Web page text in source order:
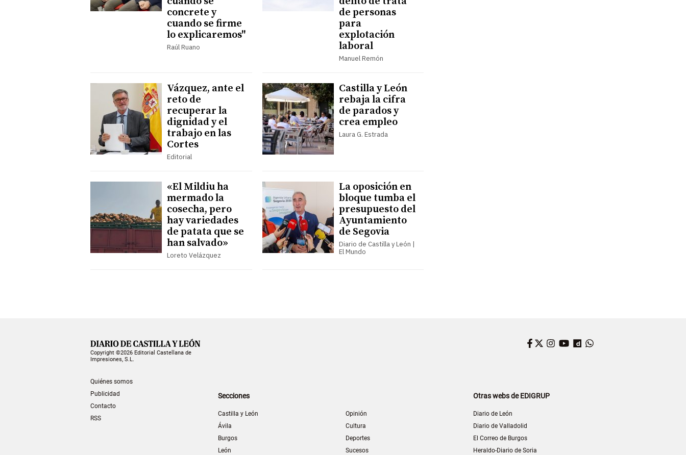
concrete y
cuando se firme
lo explicaremos"
Raúl Ruano
de personas
para
explotación
laboral
Manuel Remón
Vázquez, ante el
reto de
recuperar la
dignidad y el
trabajo en las
Cortes
Editorial
Castilla y León
rebaja la cifra
de parados y
crea empleo
Laura G. Estrada
«El Mildiu ha
mermado la
cosecha, pero
hay variedades
de patata que se
han salvado»
Loreto Velázquez
La oposición en
bloque tumba el
presupuesto del
Ayuntamiento
de Segovia
Diario de Castilla y León |
El Mundo
Copyright ©2026 Editorial Castellana de
Impresiones, S.L.
Quiénes somos
Publicidad
Contacto
RSS
Facebook
Twitter
Instagram
YouTube
Dailymotion
Secciones
Castilla y León
Ávila
Burgos
León
Opinión
Cultura
Deportes
Sucesos
Otras webs de EDIGRUP
Diario de León
Diario de Valladolid
El Correo de Burgos
Heraldo-Diario de Soria